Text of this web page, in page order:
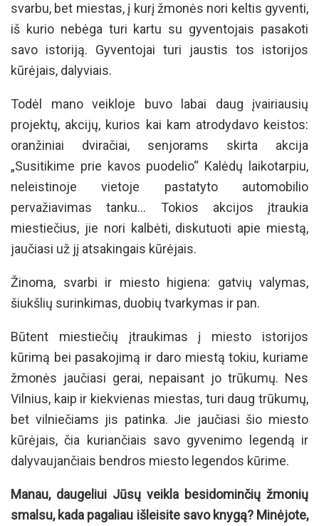
svarbu, bet miestas, į kurį žmonės nori keltis gyventi,
iš kurio nebėga turi kartu su gyventojais pasakoti
savo istoriją. Gyventojai turi jaustis tos istorijos
kūrėjais, dalyviais.
Todėl mano veikloje buvo labai daug įvairiausių
projektų, akcijų, kurios kai kam atrodydavo keistos:
oranžiniai dviračiai, senjorams skirta akcija
„Susitikime prie kavos puodelio“ Kalėdų laikotarpiu,
neleistinoje vietoje pastatyto automobilio
pervažiavimas tanku… Tokios akcijos įtraukia
miestiečius, jie nori kalbėti, diskutuoti apie miestą,
jaučiasi už jį atsakingais kūrėjais.
Žinoma, svarbi ir miesto higiena: gatvių valymas,
šiukšlių surinkimas, duobių tvarkymas ir pan.
Būtent miestiečių įtraukimas į miesto istorijos
kūrimą bei pasakojimą ir daro miestą tokiu, kuriame
žmonės jaučiasi gerai, nepaisant jo trūkumų. Nes
Vilnius, kaip ir kiekvienas miestas, turi daug trūkumų,
bet vilniečiams jis patinka. Jie jaučiasi šio miesto
kūrėjais, čia kuriančiais savo gyvenimo legendą ir
dalyvaujančiais bendros miesto legendos kūrime.
Manau, daugeliui Jūsų veikla besidominčių žmonių
smalsu, kada pagaliau išleisite savo knygą? Minėjote,